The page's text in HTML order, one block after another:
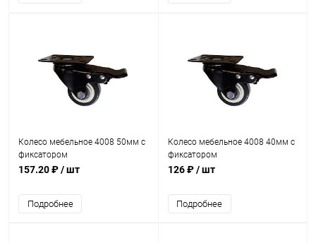
Колесо мебельное 4008 50мм с
фиксатором
157.20 ₽/ шт
Подробнее
Колесо мебельное 4008 40мм с
фиксатором
126 ₽/ шт
Подробнее